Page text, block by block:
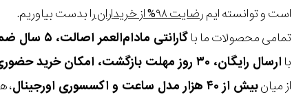
است و توانسته ایمرضایت ۹۸% از خریداران
را بدست بیاوریم.
تمامی محصولات ما باگارانتی مادام‌العمر اصالت، ۵ سال ضمانت موتور و ۱۰ سال تعویض رایگان باتری
باارسال رایگان، ۳۰ روز مهلت بازگشت، امکان خرید حضوری و انتخاب بین ۳ محصول
از میانبیش از ۴۰ هزار مدل ساعت و اکسسوری اورجینال ،